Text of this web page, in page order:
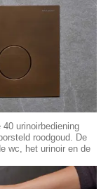
urinoirbediening
roodgoud. De
wc, het urinoir en de